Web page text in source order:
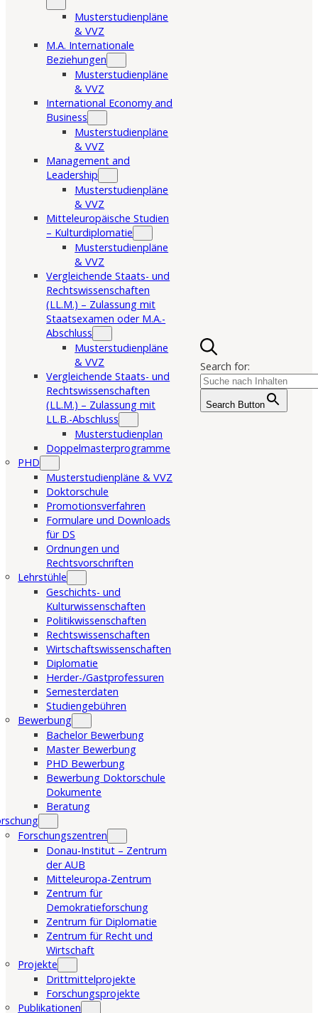
Musterstudienpläne
& VVZ
M.A. Internationale
Beziehungen
Musterstudienpläne
& VVZ
International Economy and
Business
Musterstudienpläne
& VVZ
Management and
Leadership
Musterstudienpläne
& VVZ
Mitteleuropäische Studien
– Kulturdiplomatie
Musterstudienpläne
& VVZ
Vergleichende Staats- und
Rechtswissenschaften
(LL.M.) – Zulassung mit
Staatsexamen oder M.A.-
Abschluss
Musterstudienpläne
& VVZ
Vergleichende Staats- und
Rechtswissenschaften
(LL.M.) – Zulassung mit
LL.B.-Abschluss
Musterstudienplan
Doppelmasterprogramme
PHD
Musterstudienpläne & VVZ
Doktorschule
Promotionsverfahren
Formulare und Downloads
für DS
Ordnungen und
Rechtsvorschriften
Lehrstühle
Geschichts- und
Kulturwissenschaften
Politikwissenschaften
Rechtswissenschaften
Wirtschaftswissenschaften
Diplomatie
Herder-/Gastprofessuren
Semesterdaten
Studiengebühren
Bewerbung
Bachelor Bewerbung
Master Bewerbung
PHD Bewerbung
Bewerbung Doktorschule
Dokumente
Beratung
Forschungszentren
Donau-Institut – Zentrum
der AUB
Mitteleuropa-Zentrum
Zentrum für
Demokratieforschung
Zentrum für Diplomatie
Zentrum für Recht und
Wirtschaft
Projekte
Drittmittelprojekte
Forschungsprojekte
Publikationen
Search for:
Search Button